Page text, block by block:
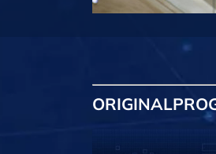
ORIGINAL